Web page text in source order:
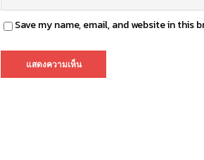
Save my name, email, and website in